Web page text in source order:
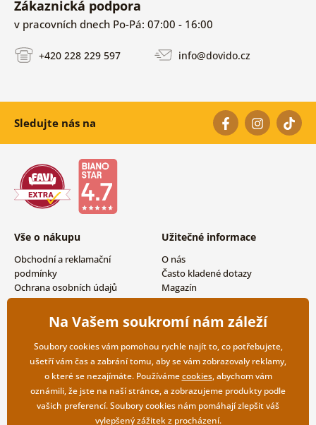
Zákaznická podpora
v pracovních dnech Po-Pá: 07:00 - 16:00
+420 228 229 597 info@dovido.cz
Sledujte nás na
Vše o nákupu
Obchodní a reklamační
podmínky
Ochrana osobních údajů
Možnosti dopravy a platby
Vrácení zboží
Užitečné informace
O nás
Často kladené dotazy
Magazín
Kontakty
Velkoobchodní spolupráce
Na Vašem soukromí nám záleží
Soubory cookies vám pomohou rychle najít to, co potřebujete,
ušetří vám čas a zabrání tomu, aby se vám zobrazovaly reklamy,
o které se nezajímáte. Používámecookies, abychom vám
oznámili, že jste na naší stránce, a zobrazujeme produkty podle
vašich preferencí. Soubory cookies nám pomáhají zlepšit váš
vylepšený zážitek z procházení.